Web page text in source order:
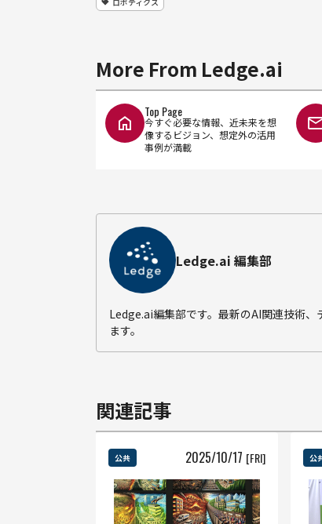
More From Ledge.ai
Top Page
今すぐ必要な情報、近未来を想
像するビジョン、想定外の活用
事例が満載
Ledge.ai 編集部
Ledge.ai編集部です。最新のAI関連技術
ます。
関連記事
公共 2025/10/17 [FRI] 公